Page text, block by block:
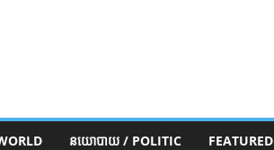
នយោបាយ / POLITIC FEATURED